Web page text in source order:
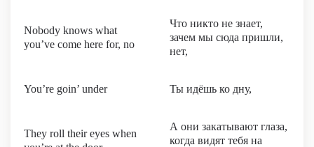
Nobody knows what
you’ve come here for, no
Что никто не знает,
зачем мы сюда пришли,
нет,
You’re goin’ under Ты идёшь ко дну,
They roll their eyes when
А они закатывают глаза,
когда видят тебя на